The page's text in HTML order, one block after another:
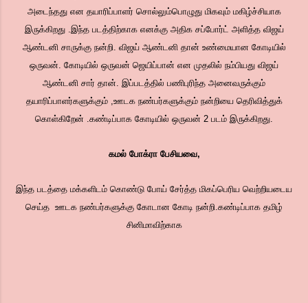
அடைந்தது என தயாரிப்பாளர் சொல்லும்பொழுது மிகவும் மகிழ்ச்சியாக
இருக்கிறது .இந்த படத்திற்காக எனக்கு அதிக சப்போர்ட் அளித்த விஜய்
ஆண்டனி சாருக்கு நன்றி. விஜய் ஆண்டனி தான் உண்மையான கோடியில்
ஒருவன். கோடியில் ஒருவன் ஜெயிப்பான் என முதலில் நம்பியது விஜய்
ஆண்டனி சார் தான். இப்படத்தில் பணிபுரிந்த அனைவருக்கும்
தயாரிப்பாளர்களுக்கும் ,ஊடக நண்பர்களுக்கும் நன்றியை தெரிவித்துக்
கொள்கிறேன் .கண்டிப்பாக கோடியில் ஒருவன் 2 படம் இருக்கிறது.
கமல் போக்ரா பேசியவை,
இந்த படத்தை மக்களிடம் கொண்டு போய் சேர்த்த மிகப்பெரிய வெற்றியடைய
செய்த ஊடக நண்பர்களுக்கு கோடான கோடி நன்றி.கண்டிப்பாக தமிழ்
சினிமாவிற்காக